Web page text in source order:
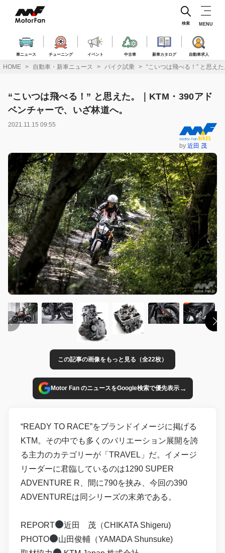
ス
車ニュース チューニング イベント 中古車 新車カタログ 自動車求人
検索 MENU
HOME 自動車・新車ニュース バイク試乗 “こいつは飛べる！” と思え
“こいつは飛べる！” と思えた。｜KTM・390アド
ベンチャーで、いざ林道へ。
2021.11.15 09:55
by近田 茂
この記事の画像をもっと見る（全22枚）
Motor Fan のニュースをGoogle検索で優先表示→
“READY TO RACE”をブランドイメージに掲げる
KTM。その中でも多くのバリエーション展開を誇
る主力のカテゴリーが「TRAVEL」だ。イメージ
リーダーに君臨しているのは1290 SUPER
ADVENTURE R、間に790を挟み、今回の390
ADVENTUREは同シリーズの末弟である。
REPORT
近田 茂（CHIKATA Shigeru)
PHOTO
山田俊輔（YAMADA Shunsuke)